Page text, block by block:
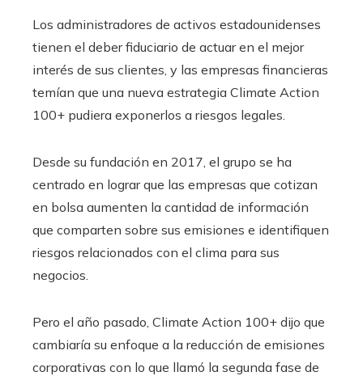
Los administradores de activos estadounidenses
tienen el deber fiduciario de actuar en el mejor
interés de sus clientes, y las empresas financieras
temían que una nueva estrategia Climate Action
100+ pudiera exponerlos a riesgos legales.
Desde su fundación en 2017, el grupo se ha
centrado en lograr que las empresas que cotizan
en bolsa aumenten la cantidad de información
que comparten sobre sus emisiones e identifiquen
riesgos relacionados con el clima para sus
negocios.
Pero el año pasado, Climate Action 100+ dijo que
cambiaría su enfoque a la reducción de emisiones
corporativas con lo que llamó la segunda fase de